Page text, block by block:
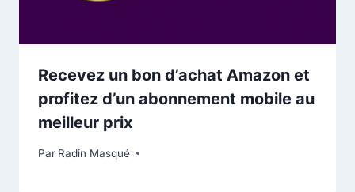
Recevez un bon d’achat Amazon et
profitez d’un abonnement mobile au
meilleur prix
Par Radin Masqué